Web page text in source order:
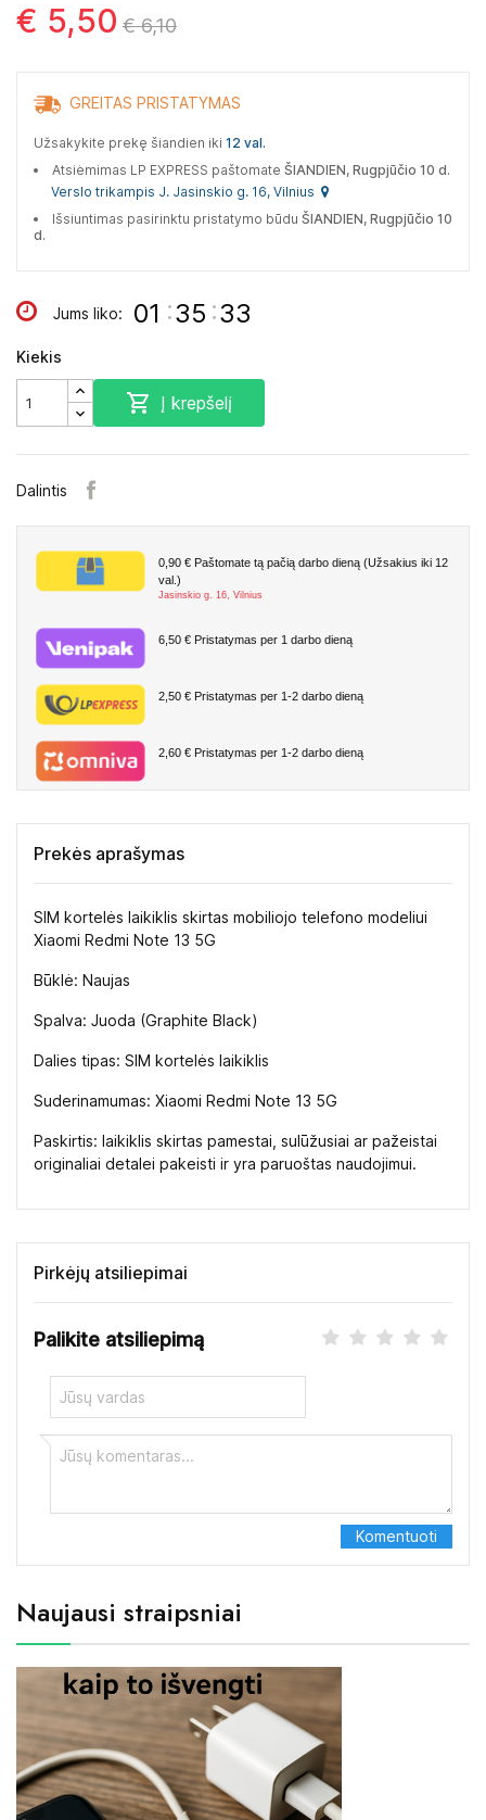
€ 5,50 € 6,10
GREITAS PRISTATYMAS
Užsakykite prekę šiandien iki 12 val.
Atsiėmimas LP EXPRESS paštomate ŠIANDIEN, Rugpjūčio 10 d.
Verslo trikampis J. Jasinskio g. 16, Vilnius
Išsiuntimas pasirinktu pristatymo būdu ŠIANDIEN, Rugpjūčio 10
d.
Jums liko: 01 :35 :32
Kiekis
 Į krepšelį
Dalintis
0,90 € Paštomate tą pačią darbo dieną (Užsakius iki 12
val.)
Jasinskio g. 16, Vilnius
6,50 € Pristatymas per 1 darbo dieną
2,50 € Pristatymas per 1-2 darbo dieną
2,60 € Pristatymas per 1-2 darbo dieną
Prekės aprašymas
SIM kortelės laikiklis skirtas mobiliojo telefono modeliui
Xiaomi Redmi Note 13 5G
Būklė: Naujas
Spalva: Juoda (Graphite Black)
Dalies tipas: SIM kortelės laikiklis
Suderinamumas: Xiaomi Redmi Note 13 5G
Paskirtis: laikiklis skirtas pamestai, sulūžusiai ar pažeistai
originaliai detalei pakeisti ir yra paruoštas naudojimui.
Pirkėjų atsiliepimai
Palikite atsiliepimą
Naujausi straipsniai